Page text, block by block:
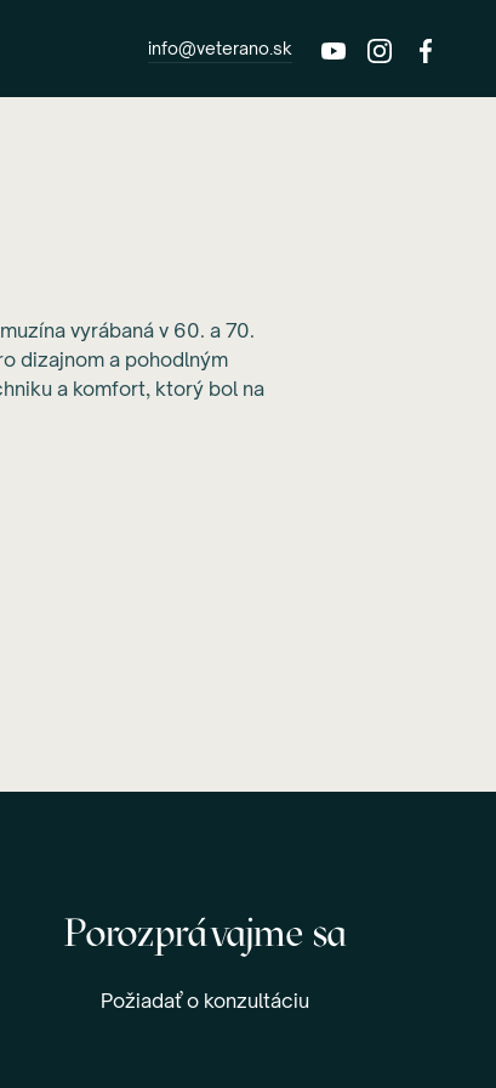
info@veterano.sk
vyrábaná v 60. a 70.
dizajnom a pohodlným
a komfort, ktorý bol na
Porozprávajme sa
Požiadať o konzultáciu